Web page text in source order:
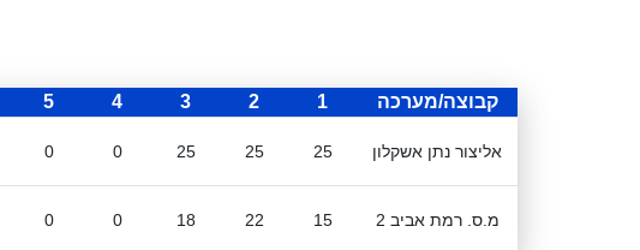
קבוצה/מערכה 1
2
3
4
5
אליצור נתן אשקלון 25
25
25
0
0
מ.ס. רמת אביב 2 15
22
18
0
0